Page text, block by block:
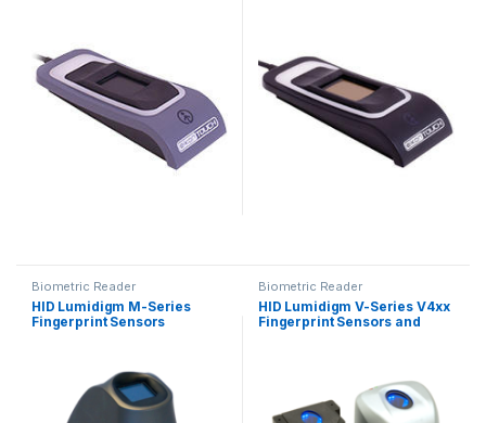
Biometric Reader
HID Lumidigm M-Series
Fingerprint Sensors
Biometric Reader
HID Lumidigm V-Series V4xx
Fingerprint Sensors and